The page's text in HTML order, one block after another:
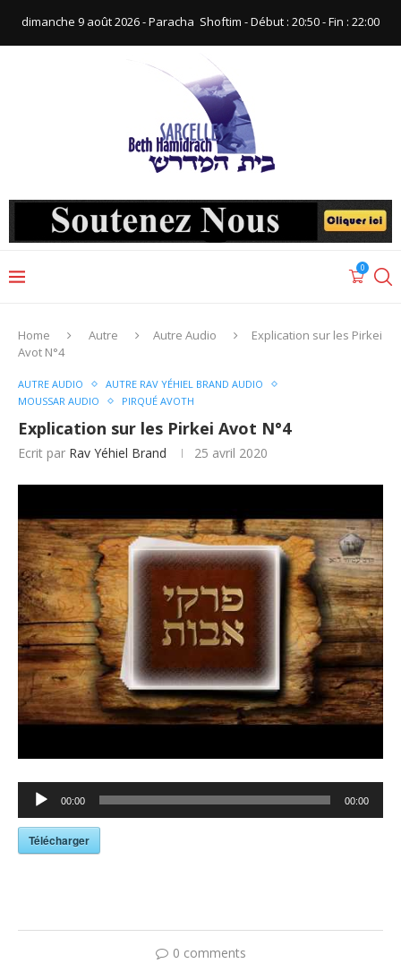
dimanche 9 août 2026 - Paracha ‪ Shoftim‬ - Début : 20:50‬ - Fin : ‪22:00‬
0
Home Autre Autre Audio
Explication sur les Pirkei
Avot N°4
AUTRE AUDIO
AUTRE RAV YÉHIEL BRAND AUDIO
MOUSSAR AUDIO
PIRQUÉ AVOTH
Explication sur les Pirkei Avot N°4
Ecrit par Rav Yéhiel Brand 25 avril 2020
Lecteur
audio
00:00 00:00
Télécharger
0 comments